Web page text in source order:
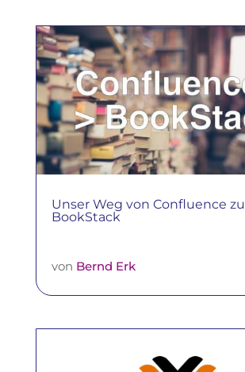
Unser Weg von Confluence zu
BookStack
von Bernd Erk